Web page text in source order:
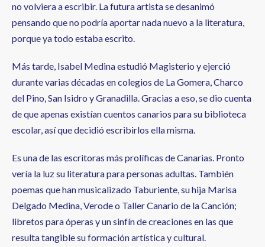
no volviera a escribir. La futura artista se desanimó
pensando que no podría aportar nada nuevo a la literatura,
porque ya todo estaba escrito.
Más tarde, Isabel Medina estudió Magisterio y ejerció
durante varias décadas en colegios de La Gomera, Charco
del Pino, San Isidro y Granadilla. Gracias a eso, se dio cuenta
de que apenas existían cuentos canarios para su biblioteca
escolar, así que decidió escribirlos ella misma.
Es una de las escritoras más prolíficas de Canarias. Pronto
vería la luz su literatura para personas adultas. También
poemas que han musicalizado Taburiente, su hija Marisa
Delgado Medina, Verode o Taller Canario de la Canción;
libretos para óperas y un sinfín de creaciones en las que
resulta tangible su formación artística y cultural.